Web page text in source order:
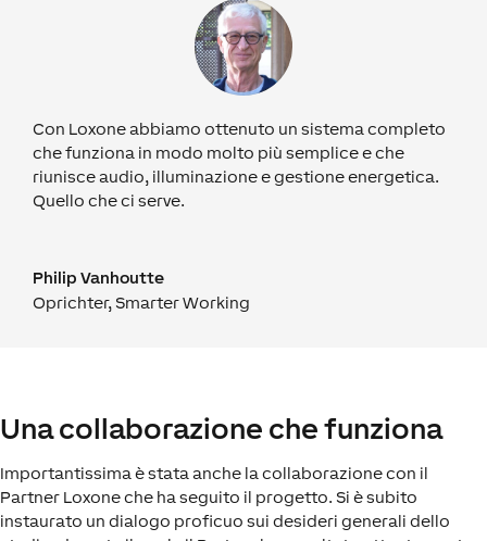
Con Loxone abbiamo ottenuto un sistema completo
che funziona in modo molto più semplice e che
riunisce audio, illuminazione e gestione energetica.
Quello che ci serve.
Philip Vanhoutte
Oprichter, Smarter Working
Una collaborazione che funziona
Importantissima è stata anche la collaborazione con il
Partner Loxone che ha seguito il progetto. Si è subito
instaurato un dialogo proficuo sui desideri generali dello